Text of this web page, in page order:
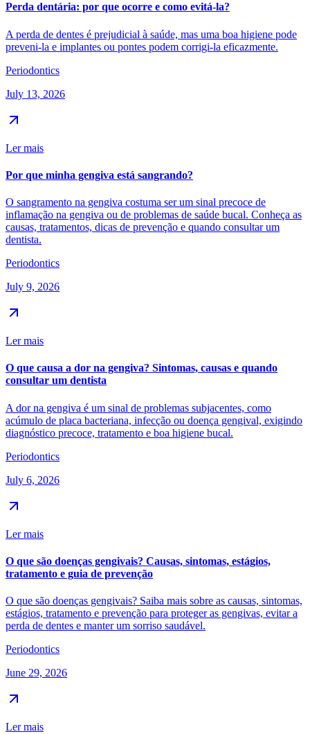
Perda dentária: por que ocorre e como evitá-la?
A perda de dentes é prejudicial à saúde, mas uma boa higiene pode
preveni-la e implantes ou pontes podem corrigi-la eficazmente.
Periodontics
July 13, 2026
Ler mais
Por que minha gengiva está sangrando?
O sangramento na gengiva costuma ser um sinal precoce de
inflamação na gengiva ou de problemas de saúde bucal. Conheça as
causas, tratamentos, dicas de prevenção e quando consultar um
dentista.
Periodontics
July 9, 2026
Ler mais
O que causa a dor na gengiva? Sintomas, causas e quando
consultar um dentista
A dor na gengiva é um sinal de problemas subjacentes, como
acúmulo de placa bacteriana, infecção ou doença gengival, exigindo
diagnóstico precoce, tratamento e boa higiene bucal.
Periodontics
July 6, 2026
Ler mais
O que são doenças gengivais? Causas, sintomas, estágios,
tratamento e guia de prevenção
O que são doenças gengivais? Saiba mais sobre as causas, sintomas,
estágios, tratamento e prevenção para proteger as gengivas, evitar a
perda de dentes e manter um sorriso saudável.
Periodontics
June 29, 2026
Ler mais